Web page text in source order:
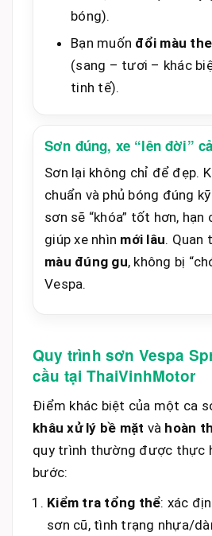
bóng).
Bạn muốn đổi màu
(sang – tươi – khác
tinh tế).
Sơn đúng, xe “lên đời”
Sơn lại không chỉ để đẹp.
chuẩn và phủ bóng đúng
sơn sẽ “khóa” tốt hơn, hạn
giúp xe nhìn mới lâu. Quan
màu đúng gu, không bị
Vespa.
Quy trình sơn Vespa
cầu tại ThaiVinhMotor
Điểm khác biệt của một ca
khâu xử lý bề mặt và hoàn
quy trình thường được thực
bước:
Kiểm tra tổng thể: xác
sơn cũ, tình trạng nhựa/